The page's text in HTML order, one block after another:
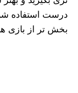
درست استفاده
بخش تر از بازی